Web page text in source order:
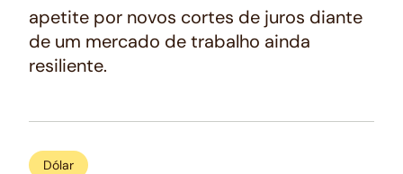
apetite por novos cortes de juros diante
de um mercado de trabalho ainda
resiliente.
Dólar